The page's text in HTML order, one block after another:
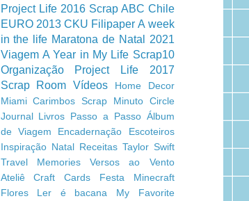
Project Life 2016 Scrap ABC Chile
EURO 2013 CKU Filipaper A week
in the life Maratona de Natal 2021
Viagem A Year in My Life Scrap10
Organização
Project Life 2017
Scrap Room Vídeos
Home Decor
Miami Carimbos Scrap Minuto Circle
Journal Livros Passo a Passo Álbum
de Viagem
Encadernação
Escoteiros
Inspiração Natal Receitas Taylor Swift
Travel Memories
Versos ao Vento
Ateliê Craft
Cards
Festa Minecraft
Flores
Ler é bacana
My Favorite